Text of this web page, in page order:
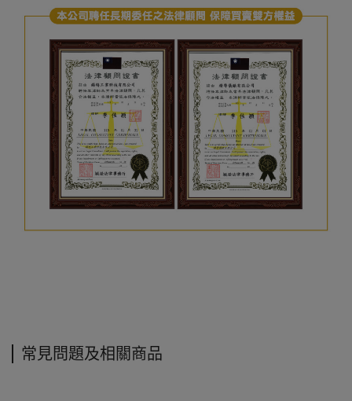
常見問題及相關商品